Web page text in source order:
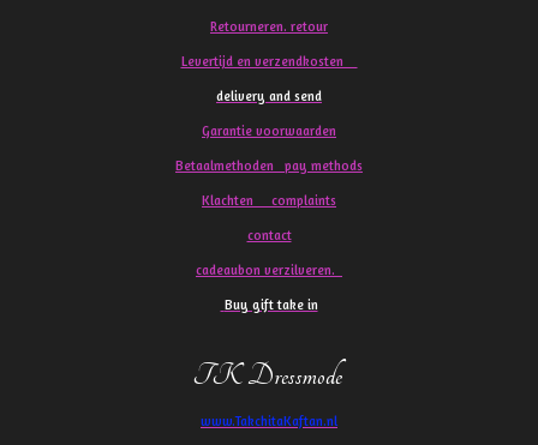
Retourneren. retour
Levertijd en verzendkosten
delivery and send
Garantie voorwaarden
Betaalmethoden pay methods
Klachten complaints
contact
cadeaubon verzilveren.
Buy gift take in
TK Dressmode
www.TakchitaKaftan.nl